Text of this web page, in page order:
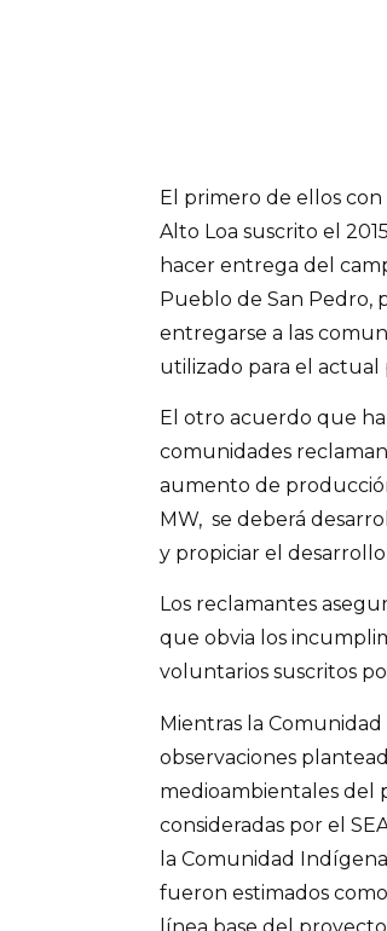
El primero de ellos
Alto Loa suscrito el
hacer entrega del
Pueblo de San Pedro,
entregarse a las
utilizado para el actual
El otro acuerdo que
comunidades
aumento de
MW, se deberá
y propiciar el
Los reclamantes
que obvia los
voluntarios suscritos
Mientras la
observaciones
medioambientales del
consideradas por el
la Comunidad
fueron estimados